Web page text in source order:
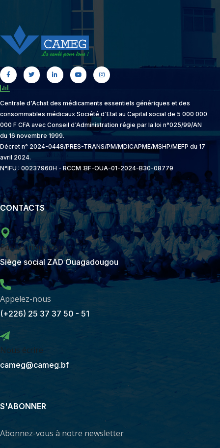
Centrale d'Achat des médicaments essentiels génériques et des
consommables médicaux Société d'Etat au Capital social de 5 000 000
000 F CFA avec Conseil d'Administration régie par la loi n°025/99/AN
du 16 novembre 1999.
Décret n° 2024-0448/PRES-TRANS/PM/MDICAPME/MSHP/MEFP du 17
avril 2024.
N°IFU : 00237960H - RCCM :BF-OUA-01-2024-B30-08779
CONTACTS
Passez-nous voir
Siège social ZAD Ouagadougou
Appelez-nous
(+226) 25 37 37 50 - 51
Nous écrire
cameg@cameg.bf
S'ABONNER
Abonnez-vous à notre newsletter